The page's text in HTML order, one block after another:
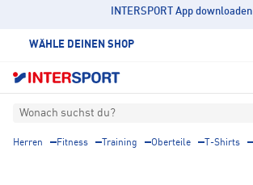
INTERSPORT App downloaden
WÄHLE DEINEN SHOP
Wonach suchst du?
Herren Fitness Training Oberteile T-Shirts